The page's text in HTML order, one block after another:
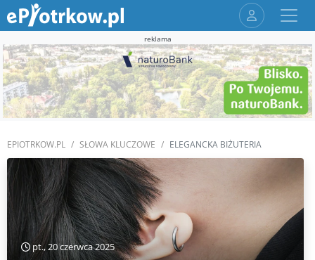
reklama
EPIOTRKOW.PL SŁOWA KLUCZOWE ELEGANCKA BIŻUTERIA
pt., 20 czerwca 2025